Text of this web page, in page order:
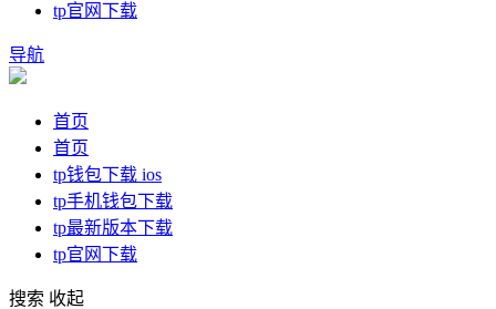
tp官网下载
导航
首页
首页
tp钱包下载 ios
tp手机钱包下载
tp最新版本下载
tp官网下载
搜索 收起